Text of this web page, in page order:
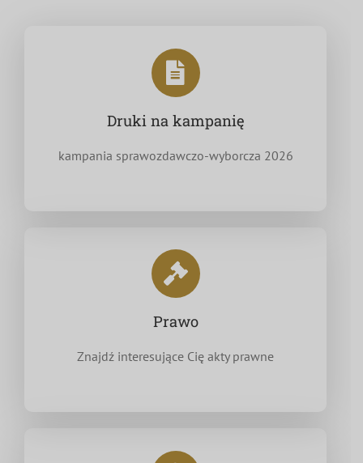
Druki na kampanię
kampania sprawozdawczo-wyborcza 2026
Prawo
Znajdź interesujące Cię akty prawne